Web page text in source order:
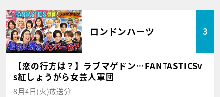
ロンドンハーツ 3
【恋の行方は？】ラブマゲドン…FANTASTICSv
s紅しょうがら女芸人軍団
8月4日(火)放送分